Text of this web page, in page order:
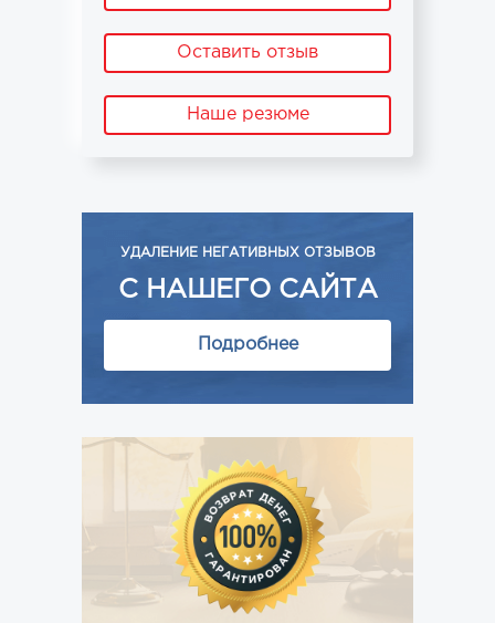
Оставить отзыв
Наше резюме
УДАЛЕНИЕ НЕГАТИВНЫХ ОТЗЫВОВ
С НАШЕГО САЙТА
Подробнее